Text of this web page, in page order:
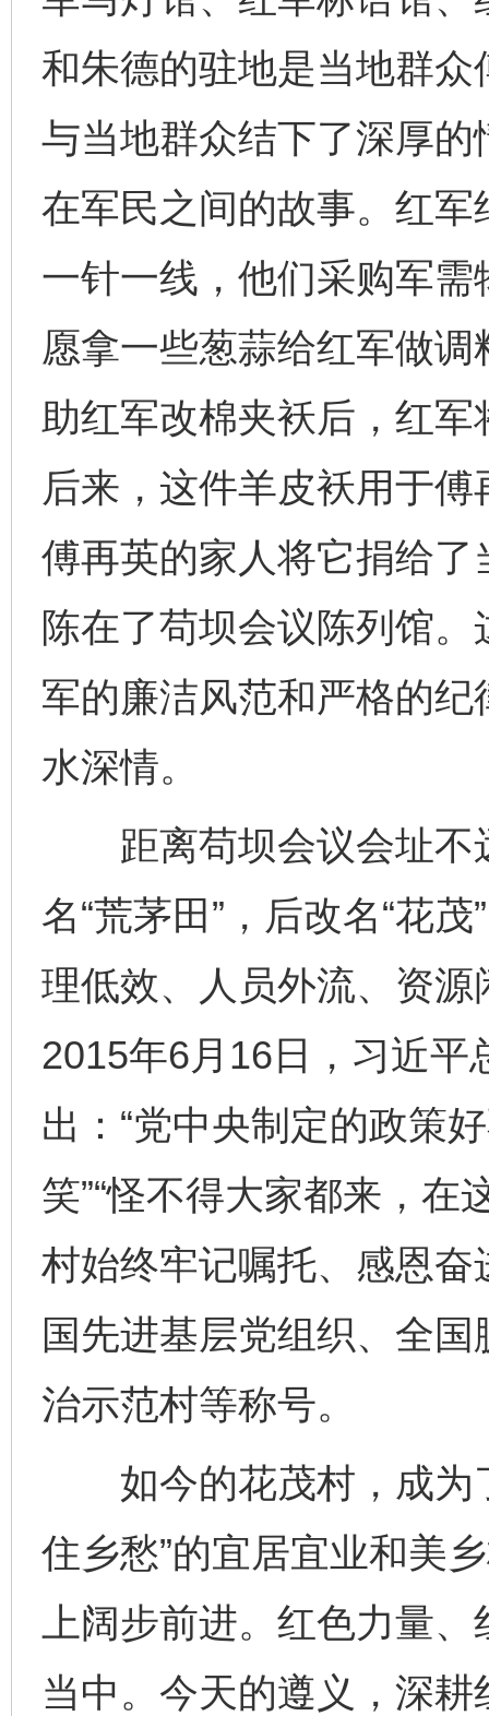
和朱德的驻地是当地群
与当地群众结下了深厚
在军民之间的故事。红
一针一线，他们采购军
愿拿一些葱蒜给红军做
助红军改棉夹袄后，红
后来，这件羊皮袄用于
傅再英的家人将它捐给
陈在了苟坝会议陈列馆
军的廉洁风范和严格的
水深情。
距离苟坝会议会址不
名“荒茅田”，后改名“花
理低效、人员外流、资
2015年6月16日，习近平
出：“党中央制定的政策
笑”“怪不得大家都来，在
村始终牢记嘱托、感恩
国先进基层党组织、全
治示范村等称号。
如今的花茂村，成为
住乡愁”的宜居宜业和美
上阔步前进。红色力量
当中。今天的遵义，深
完善运行机制助力责任有效落实